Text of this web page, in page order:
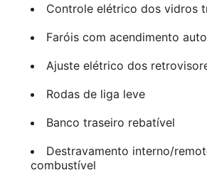
Controle elétrico dos vidros
Faróis com acendimento
Ajuste elétrico dos
Rodas de liga leve
Banco traseiro rebatível
Destravamento interno/
combustível